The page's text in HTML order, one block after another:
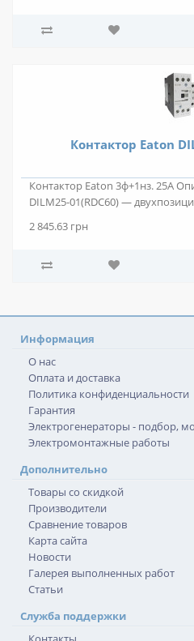
Контактор Eaton
Контактор Eaton 3ф+1нз. 25А
DILM25-01(RDC60) —
2 845.63 грн
Информация
О нас
Оплата и доставка
Политика конфиденциальности
Гарантия
Электрогенераторы - подбор,
Электромонтажные работы
Дополнительно
Товары со скидкой
Производители
Сравнение товаров
Карта сайта
Новости
Галерея выполненных работ
Статьи
Служба поддержки